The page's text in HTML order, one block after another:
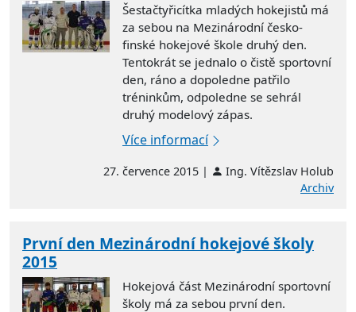
Šestačtyřicítka mladých hokejistů má
za sebou na Mezinárodní česko-
finské hokejové škole druhý den.
Tentokrát se jednalo o čistě sportovní
den, ráno a dopoledne patřilo
tréninkům, odpoledne se sehrál
druhý modelový zápas.
Více informací
27. července 2015 |
Ing. Vítězslav Holub
Archiv
První den Mezinárodní hokejové školy
2015
Hokejová část Mezinárodní sportovní
školy má za sebou první den.